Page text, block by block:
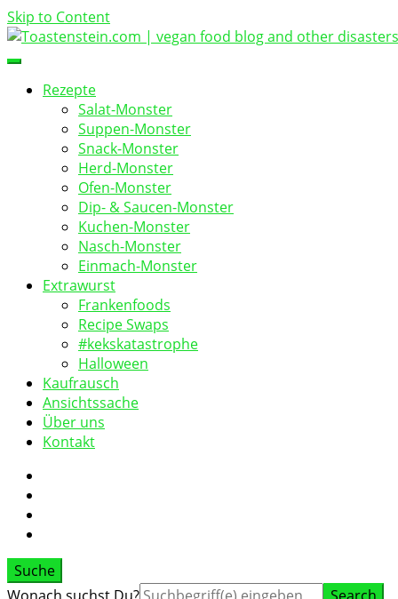
Skip to Content
Toastenstein.com
vegan food blog
Rezepte
Salat-Monster
Suppen-Monster
Snack-Monster
Herd-Monster
Ofen-Monster
Dip- & Saucen-Monster
Kuchen-Monster
Nasch-Monster
Einmach-Monster
Extrawurst
Frankenfoods
Recipe Swaps
#kekskatastrophe
Halloween
Kaufrausch
Ansichtssache
Über uns
Kontakt
Suche
Suche